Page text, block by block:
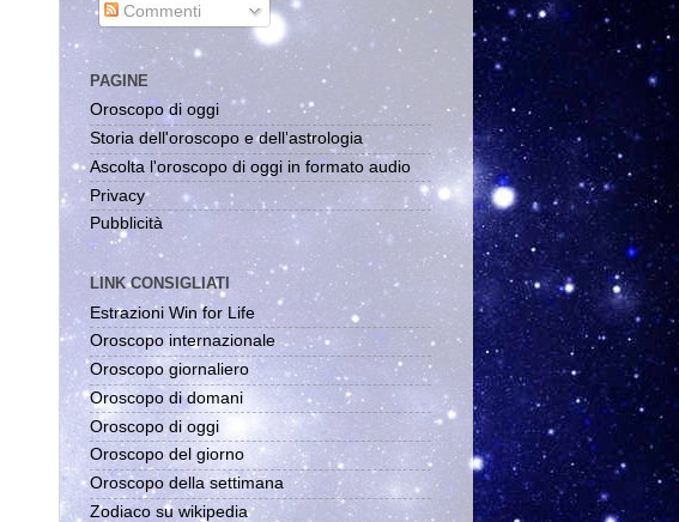
Commenti
PAGINE
Oroscopo di oggi
Storia dell'oroscopo e dell'astrologia
Ascolta l'oroscopo di oggi in formato audio
Privacy
Pubblicità
LINK CONSIGLIATI
Estrazioni Win for Life
Oroscopo internazionale
Oroscopo giornaliero
Oroscopo di domani
Oroscopo di oggi
Oroscopo del giorno
Oroscopo della settimana
Zodiaco su wikipedia